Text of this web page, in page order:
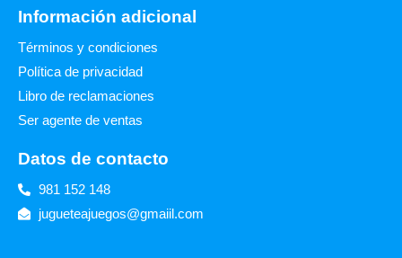
Información adicional
Términos y condiciones
Política de privacidad
Libro de reclamaciones
Ser agente de ventas
Datos de contacto
981 152 148
jugueteajuegos@gmaiil.com